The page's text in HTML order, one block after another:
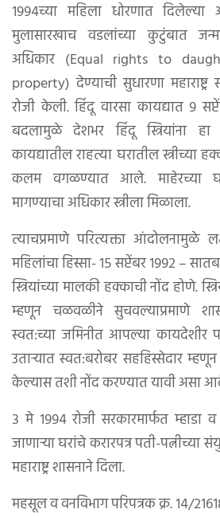
१९९४च्या महिला धोरणात दिलेल्या
मुलासारखाच वडलांच्या कुटुंबात
अधिकार (Equal rights to
property) देण्याची सुधारणा
रोजी केली. हिंदू वारसा कायद्यात ९
बदलामुळे देशभर हिंदू स्त्रियांना
कायद्यातील राहत्या घरातील
कलम वगळण्यात आले. माहेरच्या
मागण्याचा अधिकार स्त्रीला मिळाला.
त्याचप्रमाणे परित्यक्ता आंदोलनामुळे
महिलांचा हिस्सा- १५ सप्टेंबर १९९२ –
स्त्रियांच्या मालकी हक्काची नोंद होणे.
म्हणून चळवळीने सुचवल्याप्रमाणे
स्वत:च्या जमिनीत आपल्या कायदेशीर
उताऱ्यात स्वत:बरोबर सहहिस्सेदार
केल्यास तशी नोंद करण्यात यावी असा
३ मे १९९४ रोजी सरकारमार्फत म्हाडा
जाणाऱ्या घरांचे करारपत्र पती-
महाराष्ट्र शासनाने दिला.
महसूल व वनविभाग परिपत्रक क्र. १४/